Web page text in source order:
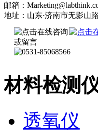
邮箱：
地址：山东·济南市无影山
材料检测
透氧仪